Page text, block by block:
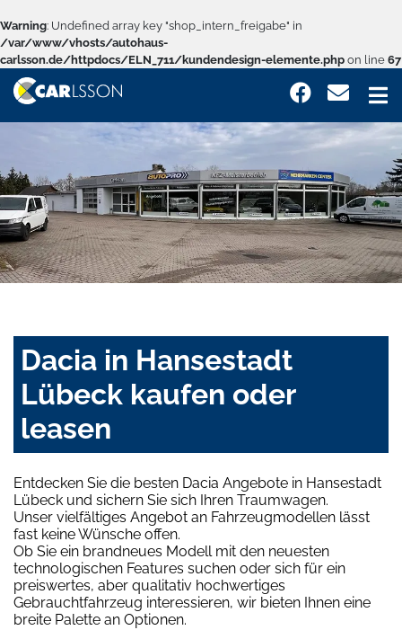
Warning: Undefined array key "shop_intern_freigabe" in
/var/www/vhosts/autohaus-
carlsson.de/httpdocs/ELN_711/kundendesign-elemente.php on line 67
Dacia in Hansestadt
Lübeck kaufen oder
leasen
Entdecken Sie die besten Dacia Angebote in Hansestadt
Lübeck und sichern Sie sich Ihren Traumwagen.
Unser vielfältiges Angebot an Fahrzeugmodellen lässt
fast keine Wünsche offen.
Ob Sie ein brandneues Modell mit den neuesten
technologischen Features suchen oder sich für ein
preiswertes, aber qualitativ hochwertiges
Gebrauchtfahrzeug interessieren, wir bieten Ihnen eine
breite Palette an Optionen.